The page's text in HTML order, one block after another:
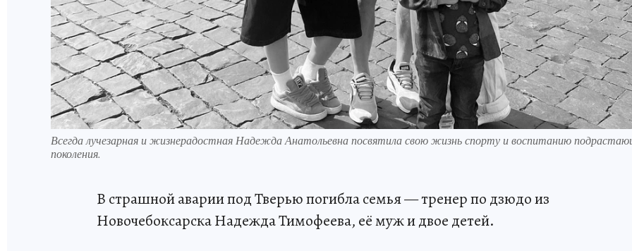
Всегда лучезарная и жизнерадостная Надежда Анатольевна посвятила свою жизнь спорту и воспитанию
поколения.
В страшной аварии под Тверью погибла семья — тренер по дзюдо из
Новочебоксарска Надежда Тимофеева, её муж и двое детей.